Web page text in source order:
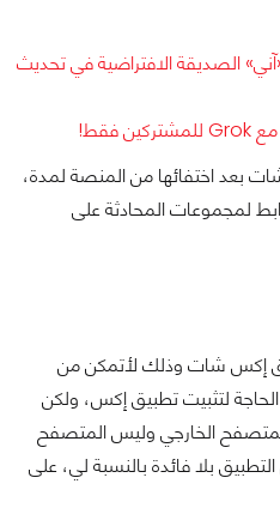
الصديقة الافتراضية في تحديث
بعد اختفائها من المنصة لمدة،
لمجموعات المحادثة على
إكس شات وذلك لأتمكن من
لتثبيت تطبيق إكس، ولكن
الخارجي وليس المتصفح
بلا فائدة بالنسبة لي، على